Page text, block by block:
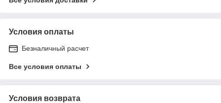
Условия оплаты
Безналичный расчет
Все условия оплаты
Условия возврата